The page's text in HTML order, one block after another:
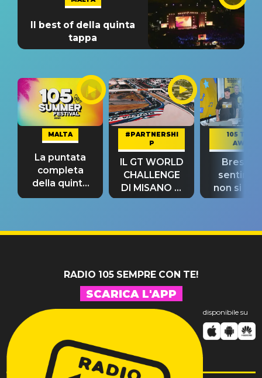
Il best of della quinta
tappa
MALTA
La puntata
completa
della quinta
tappa
#PARTNERSHI
P
IL GT WORLD
CHALLENGE
DI MISANO si
riconferma
105 TAKE
AWAY
Bresh:
non si
fino alla
RADIO 105 SEMPRE CON TE!
SCARICA L'APP
disponibile su